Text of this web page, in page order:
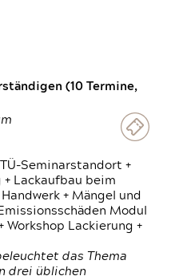
(10 Termine,
Seminarstandort +
Lackaufbau beim
+ Mängel und
Modul
Workshop Lackierung +
das Thema
drei üblichen